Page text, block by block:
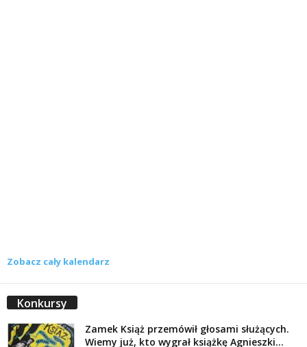
Zobacz cały kalendarz
Konkursy
Zamek Książ przemówił głosami służących.
Wiemy już, kto wygrał książkę Agnieszki...